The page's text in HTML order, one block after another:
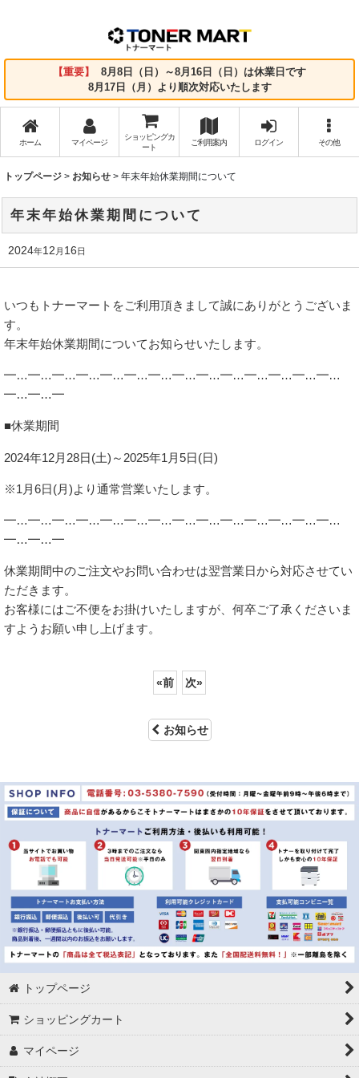
【重要】
8月8日（日）～8月16日（日）は休業日です
8月17日（月）より順次対応いたします
ホーム マイページ
ショッピングカ
ート
ご利用案内 ログイン その他
トップページ > お知らせ > 年末年始休業期間について
年末年始休業期間について
2024年12 月 16日
いつもトナーマートをご利用頂きまして誠にありがとうございま
す。
年末年始休業期間についてお知らせいたします。
━…━…━…━…━…━…━…━…━…━…━…━…━…━…
━…━…━
■休業期間
2024年12月28日(土)～2025年1月5日(日)
※1月6日(月)より通常営業いたします。
━…━…━…━…━…━…━…━…━…━…━…━…━…━…
━…━…━
休業期間中のご注文やお問い合わせは翌営業日から対応させてい
ただきます。
お客様にはご不便をお掛けいたしますが、何卒ご了承くださいま
すようお願い申し上げます。
«前 次»
お知らせ
トップページ
ショッピングカート
マイページ